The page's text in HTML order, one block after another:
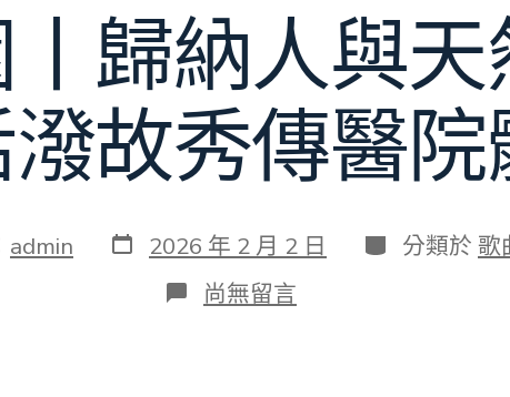
歸納人與
故秀傳醫
admin 發
表
2026 年 2 月 2 日 分
類
分類於 歌
在
〈綠
尚無留言